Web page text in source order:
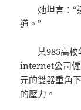
她坦言：“
道。”
某985高
internet公司僱
元的雙器重角
的壓力。